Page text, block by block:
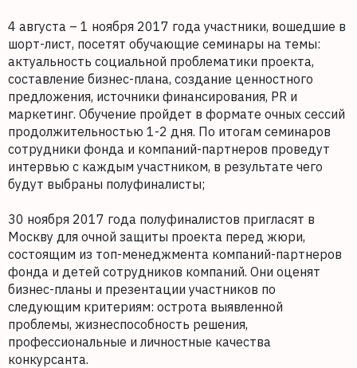
4 августа – 1 ноября 2017 года участники, вошедшие в
шорт-лист, посетят обучающие семинары на темы:
актуальность социальной проблематики проекта,
составление бизнес-плана, создание ценностного
предложения, источники финансирования, PR и
маркетинг. Обучение пройдет в формате очных сессий
продолжительностью 1-2 дня. По итогам семинаров
сотрудники фонда и компаний-партнеров проведут
интервью с каждым участником, в результате чего
будут выбраны полуфиналисты;
30 ноября 2017 года полуфиналистов пригласят в
Москву для очной защиты проекта перед жюри,
состоящим из топ-менеджмента компаний-партнеров
фонда и детей сотрудников компаний. Они оценят
бизнес-планы и презентации участников по
следующим критериям: острота выявленной
проблемы, жизнеспособность решения,
профессиональные и личностные качества
конкурсанта.